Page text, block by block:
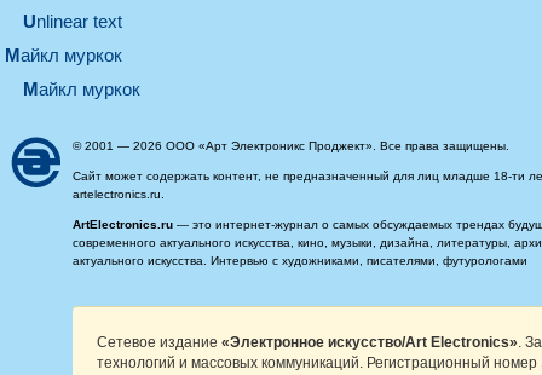
Unlinear text
майкл муркок
майкл муркок
© 2001 — 2026 ООО «Арт Электроникс Проджект». Все права защищены.
Сайт может содержать контент, не предназначенный для лиц младше 18-ти
artelectronics.ru.
ArtElectronics.ru — это интернет-журнал о самых обсуждаемых трендах
современного актуального искусства, кино, музыки, дизайна, литературы,
актуального искусства. Интервью с художниками, писателями, футурологами
Сетевое издание «Электронное искусство/Art Electronics» .
технологий и массовых коммуникаций. Регистрационный